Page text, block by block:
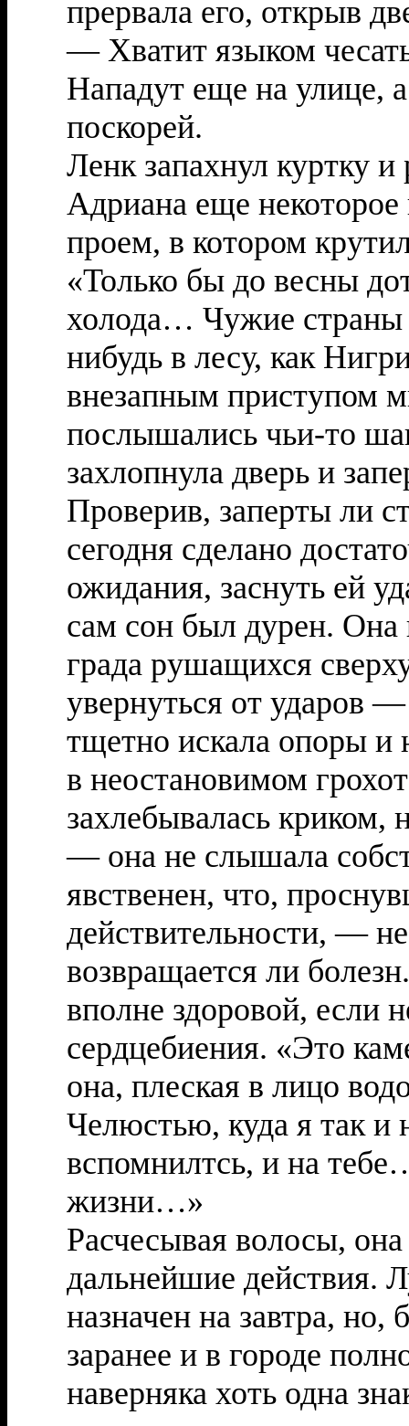
прервала его, открыв
— Хватит языком
Нападут еще на улице,
поскорей.
Ленк запахнул куртку
Адриана еще
проем, в котором
«Только бы до весны
холода… Чужие страны
нибудь в лесу, как
внезапным приступом
послышались чьи-то
захлопнула дверь и
Проверив, заперты ли
сегодня сделано
ожидания, заснуть ей
сам сон был дурен. Она
града рушащихся
увернуться от ударов
тщетно искала опоры и
в неостановимом
захлебывалась криком,
— она не слышала
явственен, что,
действительности, —
возвращается ли
вполне здоровой, если
сердцебиения. «Это
она, плеская в лицо
Челюстью, куда я так и
вспомнилтсь, и на
жизни…»
Расчесывая волосы,
дальнейшие действия.
назначен на завтра, но,
заранее и в городе
наверняка хоть одна